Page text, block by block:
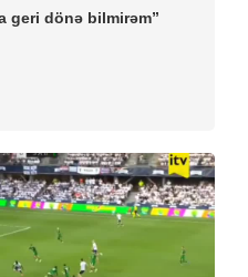
geri dönə bilmirəm”